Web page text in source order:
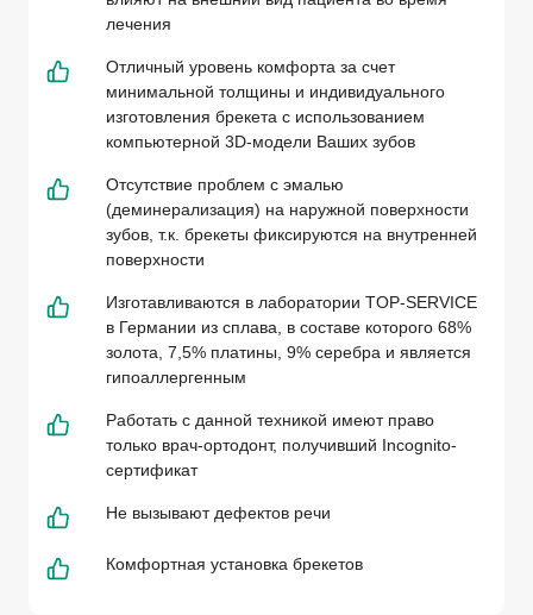
лечения
Отличный уровень комфорта за счет
минимальной толщины и индивидуального
изготовления брекета с использованием
компьютерной 3D-модели Ваших зубов
Отсутствие проблем с эмалью
(деминерализация) на наружной поверхности
зубов, т.к. брекеты фиксируются на внутренней
поверхности
Изготавливаются в лаборатории TOP-SERVICE
в Германии из сплава, в составе которого 68%
золота, 7,5% платины, 9% серебра и является
гипоаллергенным
Работать с данной техникой имеют право
только врач-ортодонт, получивший Incognito-
сертификат
Не вызывают дефектов речи
Комфортная установка брекетов